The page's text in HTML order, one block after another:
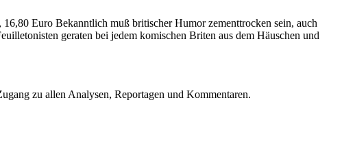
Euro Bekanntlich muß britischer Humor zementtrocken sein, auch
geraten bei jedem komischen Briten aus dem Häuschen und
zu allen Analysen, Reportagen und Kommentaren.